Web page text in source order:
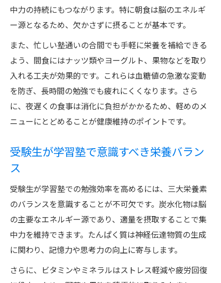
中力の持続にもつながります。特に朝食は脳のエネルギ
ー源となるため、欠かさずに摂ることが基本です。
また、忙しい塾通いの合間でも手軽に栄養を補給できる
よう、間食にはナッツ類やヨーグルト、果物などを取り
入れる工夫が効果的です。これらは血糖値の急激な変動
を防ぎ、長時間の勉強でも疲れにくくなります。さら
に、夜遅くの食事は消化に負担がかかるため、軽めのメ
ニューにとどめることが健康維持のポイントです。
受験生が学習塾で意識すべき栄養バラン
ス
受験生が学習塾での勉強効率を高めるには、三大栄養素
のバランスを意識することが不可欠です。炭水化物は脳
の主要なエネルギー源であり、適量を摂取することで集
中力を維持できます。たんぱく質は神経伝達物質の生成
に関わり、記憶力や思考力の向上に寄与します。
さらに、ビタミンやミネラルはストレス軽減や疲労回復